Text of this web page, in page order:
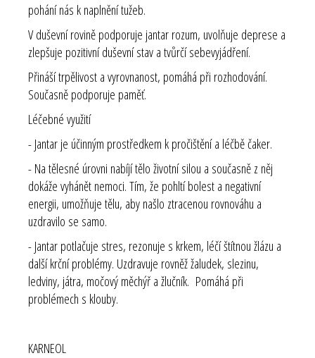
pohání nás k naplnění tužeb.
V duševní rovině podporuje jantar rozum, uvolňuje deprese a
zlepšuje pozitivní duševní stav a tvůrčí sebevyjádření.
Přináší trpělivost a vyrovnanost, pomáhá při rozhodování.
Současně podporuje paměť.
Léčebné využití
- Jantar je účinným prostředkem k pročištění a léčbě čaker.
- Na tělesné úrovni nabíjí tělo životní silou a současně z něj
dokáže vyhánět nemoci. Tím, že pohltí bolest a negativní
energii, umožňuje tělu, aby našlo ztracenou rovnováhu a
uzdravilo se samo.
- Jantar potlačuje stres, rezonuje s krkem, léčí štítnou žlázu a
další krční problémy. Uzdravuje rovněž žaludek, slezinu,
ledviny, játra, močový měchýř a žlučník. Pomáhá při
problémech s klouby.
KARNEOL